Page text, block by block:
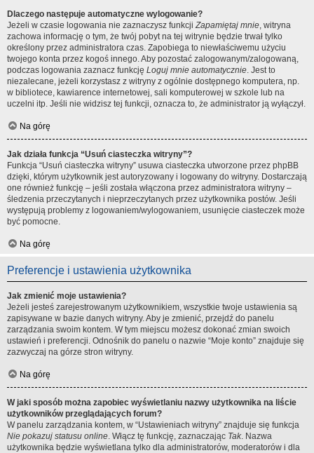
Dlaczego następuje automatyczne wylogowanie?
Jeżeli w czasie logowania nie zaznaczysz funkcjiZapamiętaj mnie, witryna
zachowa informację o tym, że twój pobyt na tej witrynie będzie trwał tylko
określony przez administratora czas. Zapobiega to niewłaściwemu użyciu
twojego konta przez kogoś innego. Aby pozostać zalogowanym/zalogowaną,
podczas logowania zaznacz funkcję Loguj mnie automatycznie. Jest to
niezalecane, jeżeli korzystasz z witryny z ogólnie dostępnego komputera, np.
w bibliotece, kawiarence internetowej, sali komputerowej w szkole lub na
uczelni itp. Jeśli nie widzisz tej funkcji, oznacza to, że administrator ją wyłączył.
Na górę
Jak działa funkcja “Usuń ciasteczka witryny”?
Funkcja “Usuń ciasteczka witryny” usuwa ciasteczka utworzone przez phpBB
dzięki, którym użytkownik jest autoryzowany i logowany do witryny. Dostarczają
one również funkcję – jeśli została włączona przez administratora witryny –
śledzenia przeczytanych i nieprzeczytanych przez użytkownika postów. Jeśli
występują problemy z logowaniem/wylogowaniem, usunięcie ciasteczek może
być pomocne.
Na górę
Preferencje i ustawienia użytkownika
Jak zmienić moje ustawienia?
Jeżeli jesteś zarejestrowanym użytkownikiem, wszystkie twoje ustawienia są
zapisywane w bazie danych witryny. Aby je zmienić, przejdź do panelu
zarządzania swoim kontem. W tym miejscu możesz dokonać zmian swoich
ustawień i preferencji. Odnośnik do panelu o nazwie “Moje konto” znajduje się
zazwyczaj na górze stron witryny.
Na górę
W jaki sposób można zapobiec wyświetlaniu nazwy użytkownika na liście
użytkowników przeglądających forum?
W panelu zarządzania kontem, w “Ustawieniach witryny” znajduje się funkcja
Nie pokazuj statusu online. Włącz tę funkcję, zaznaczając Tak. Nazwa
użytkownika będzie wyświetlana tylko dla administratorów, moderatorów i dla